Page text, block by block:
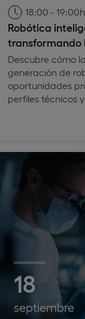
18:00 - 19:00h
Robótica
transformando
Descubre cómo
generación de
oportunidades
perfiles técnicos
18
septiembre